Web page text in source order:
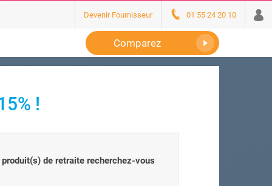
Devenir Fournisseur 01 55 24 20 10
Comparez
!
de retraite recherchez-vous